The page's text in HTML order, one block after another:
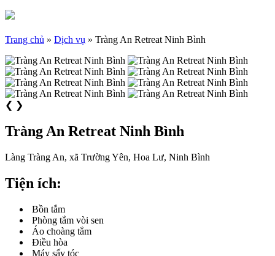
Trang chủ » Dịch vụ » Tràng An Retreat Ninh Bình
❮ ❯
Tràng An Retreat Ninh Bình
Làng Tràng An, xã Trường Yên, Hoa Lư, Ninh Bình
Tiện ích:
Bồn tắm
Phòng tắm vòi sen
Áo choàng tắm
Điều hòa
Máy sấy tóc